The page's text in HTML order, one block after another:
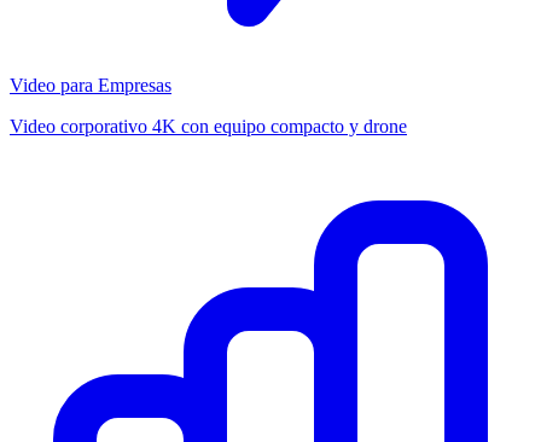
Video para Empresas
Video corporativo 4K con equipo compacto y drone